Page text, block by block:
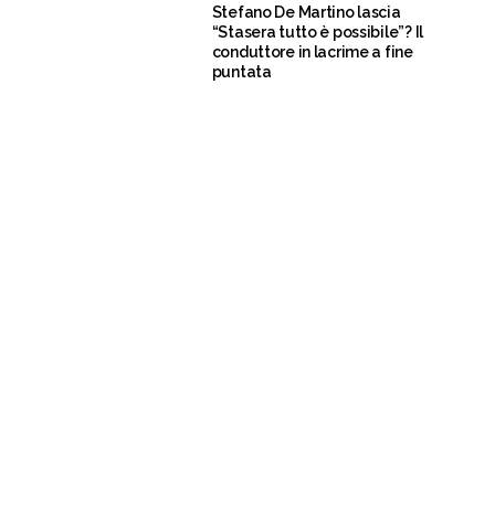
Stefano De Martino lascia
“Stasera tutto è possibile”? Il
conduttore in lacrime a fine
puntata